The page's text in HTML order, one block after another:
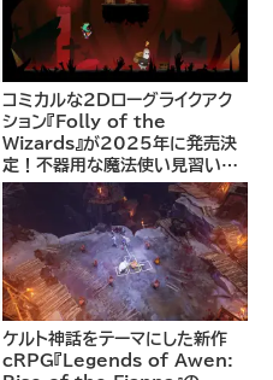
コミカルな2Dローグライクアク
ション『Folly of the
Wizards』が2025年に発売決
定！不器用な魔法使い見習いと
して、ランダム生成ダンジョンを
探索し、世界を救う冒険へ。
ケルト神話をテーマにした新作
cRPG『Legends of Awen: